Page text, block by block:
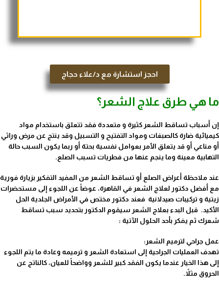
احجز استشارة مع د/علاء حجاج
ما هي طرق علاج الشعر؟
إن أسباب تساقط الشعر كثيرة و متعددة فقد تتعلق باستخدام مواد
كيميائية ضارة كالصبغات ومواد التفتيح و التسبيل وقد ينتج عن مرض وراثي
أو مناعي أو قد يتعلق الأمر بعوامل نفسية بحتة أو ربما يكون السبب حالة
التهابية معينة وما ينجم عنها من فطريات تسبب الصلع.
عند ملاحظة أعراض الصلع أو تساقط الشعر من المفيد التفكير بزيارة فورية
مع أفضل دكتور لعلاج الشعر في القاهرة، عوضاً عن اللجوء إلى مستحضرات
زيتية و تركيبات صيدلانية فعند دكتور مختص في الأمراض الجلدية الحل
الأكيد. قبل البدء بعلاج الشعر سيقوم الدكتور بتحديد سبب تساقط
شعرك ثم يفكر بأحد الحلول الآتية :
عمل جراحي لترميم الشعر:
تهدف العمليات الجراحية إلى استعادة الشعر و ترميمه وعادة ما يتم اللجوء
إلى هذا الخيار عندما يكون الفقد كبير للشعر وواضحاً للعيان، كالناتج عن
الحروق مثلاً.